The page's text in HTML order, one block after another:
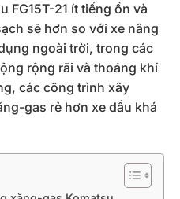
FG15T-21 ít tiếng ồn và
sẽ hơn so với xe nâng
ngoài trời, trong các
rộng rãi và thoáng khí
các công trình xây
gas rẻ hơn xe dầu khá